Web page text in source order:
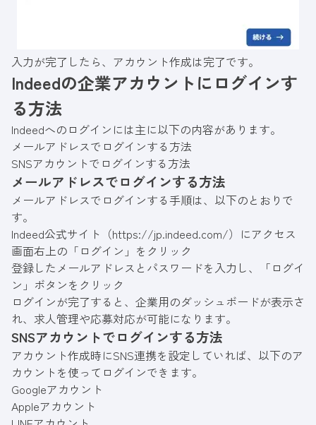
入力が完了したら、アカウント作成は完了です。
Indeedの企業アカウントにログインす
る方法
Indeedへのログインには主に以下の内容があります。
メールアドレスでログインする方法
SNSアカウントでログインする方法
メールアドレスでログインする方法
メールアドレスでログインする手順は、以下のとおりで
す。
Indeed公式サイト（https://jp.indeed.com/）にアクセス
画面右上の「ログイン」をクリック
登録したメールアドレスとパスワードを入力し、「ログイ
ン」ボタンをクリック
ログインが完了すると、企業用のダッシュボードが表示さ
れ、求人管理や応募対応が可能になります。
SNSアカウントでログインする方法
アカウント作成時にSNS連携を設定していれば、以下のア
カウントを使ってログインできます。
Googleアカウント
Appleアカウント